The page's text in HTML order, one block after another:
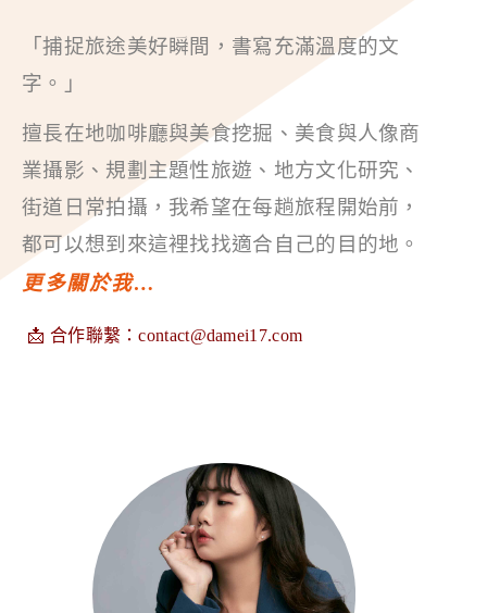
「捕捉旅途美好瞬間，書寫充滿溫度的文
字。」
擅長在地咖啡廳與美食挖掘、美食與人像商
業攝影、規劃主題性旅遊、地方文化研究、
街道日常拍攝，我希望在每趟旅程開始前，
都可以想到來這裡找找適合自己的目的地。
更多關於我…
📩 合作聯繫：contact@damei17.com